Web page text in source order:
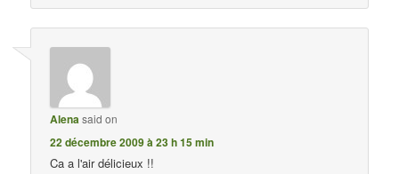
Alenasaid on
22 décembre 2009 à 23 h 15 min
Ca a l'air délicieux !!